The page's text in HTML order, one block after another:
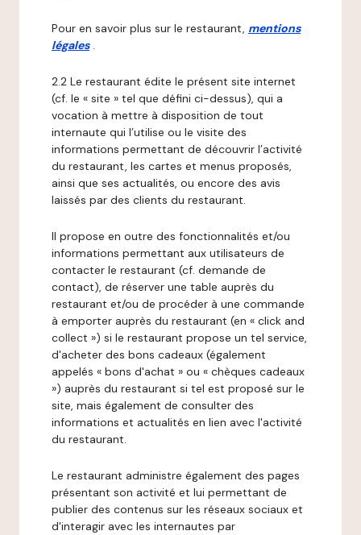
Pour en savoir plus sur le restaurant, mentions
légales .
2.2 Le restaurant édite le présent site internet
(cf. le « site » tel que défini ci-dessus), qui a
vocation à mettre à disposition de tout
internaute qui l’utilise ou le visite des
informations permettant de découvrir l’activité
du restaurant, les cartes et menus proposés,
ainsi que ses actualités, ou encore des avis
laissés par des clients du restaurant.
Il propose en outre des fonctionnalités et/ou
informations permettant aux utilisateurs de
contacter le restaurant (cf. demande de
contact), de réserver une table auprès du
restaurant et/ou de procéder à une commande
à emporter auprès du restaurant (en « click and
collect ») si le restaurant propose un tel service,
d'acheter des bons cadeaux (également
appelés « bons d'achat » ou « chèques cadeaux
») auprès du restaurant si tel est proposé sur le
site, mais également de consulter des
informations et actualités en lien avec l'activité
du restaurant.
Le restaurant administre également des pages
présentant son activité et lui permettant de
publier des contenus sur les réseaux sociaux et
d'interagir avec les internautes par